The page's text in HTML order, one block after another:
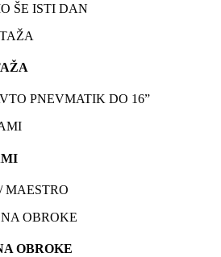
ŠE ISTI DAN
PNEVMATIK DO 16”
MAESTRO
OBROKE